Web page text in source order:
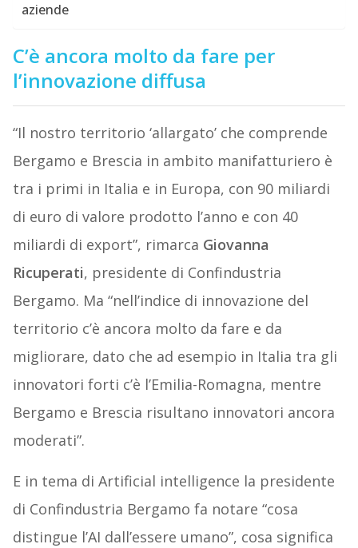
aziende
C’è ancora molto da fare per
l’innovazione diffusa
“Il nostro territorio ‘allargato’ che comprende
Bergamo e Brescia in ambito manifatturiero è
tra i primi in Italia e in Europa, con 90 miliardi
di euro di valore prodotto l’anno e con 40
miliardi di export”, rimarca Giovanna
Ricuperati, presidente di Confindustria
Bergamo. Ma “nell’indice di innovazione del
territorio c’è ancora molto da fare e da
migliorare, dato che ad esempio in Italia tra gli
innovatori forti c’è l’Emilia-Romagna, mentre
Bergamo e Brescia risultano innovatori ancora
moderati”.
E in tema di Artificial intelligence la presidente
di Confindustria Bergamo fa notare “cosa
distingue l’AI dall’essere umano”, cosa significa